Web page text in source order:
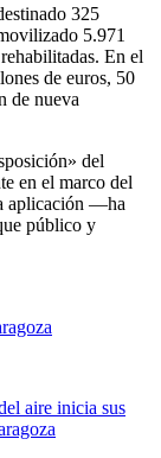
el esfuerzo
en la
325
5.971
En el
de euros, 50
del
en el marco del
aplicación —ha